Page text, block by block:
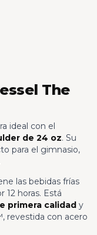
The
ideal con el
de 24 oz. Su
para el gimnasio,
las bebidas frías
12 horas. Está
primera calidad y
revestida con acero